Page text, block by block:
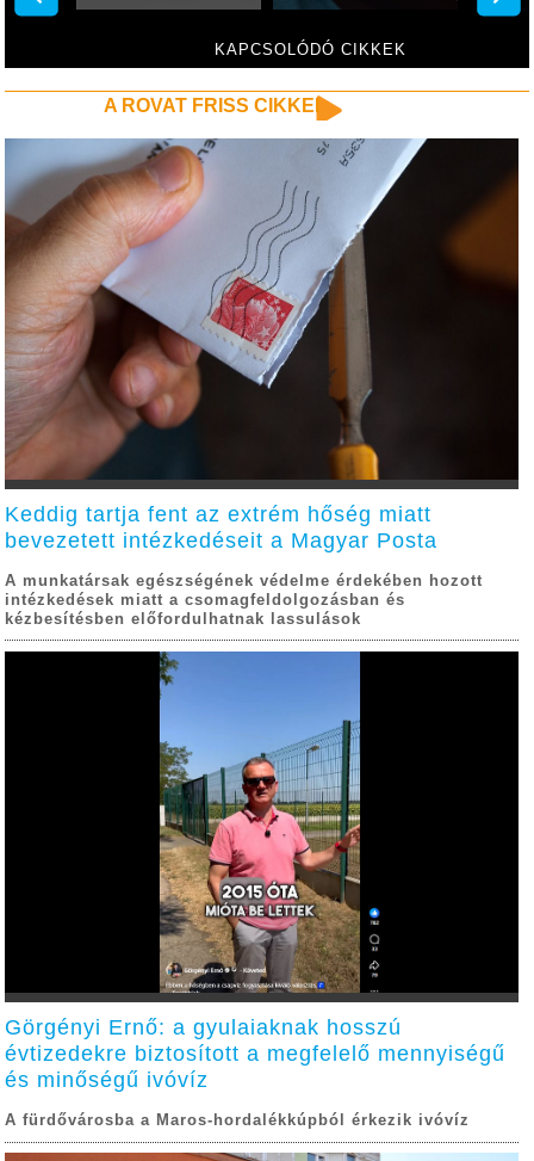
KAPCSOLÓDÓ CIKKEK
A ROVAT FRISS CIKKEI
Keddig tartja fent az extrém hőség miatt
bevezetett intézkedéseit a Magyar Posta
A munkatársak egészségének védelme érdekében hozott
intézkedések miatt a csomagfeldolgozásban és
kézbesítésben előfordulhatnak lassulások
Görgényi Ernő: a gyulaiaknak hosszú
évtizedekre biztosított a megfelelő mennyiségű
és minőségű ivóvíz
A fürdővárosba a Maros-hordalékkúpból érkezik ivóvíz